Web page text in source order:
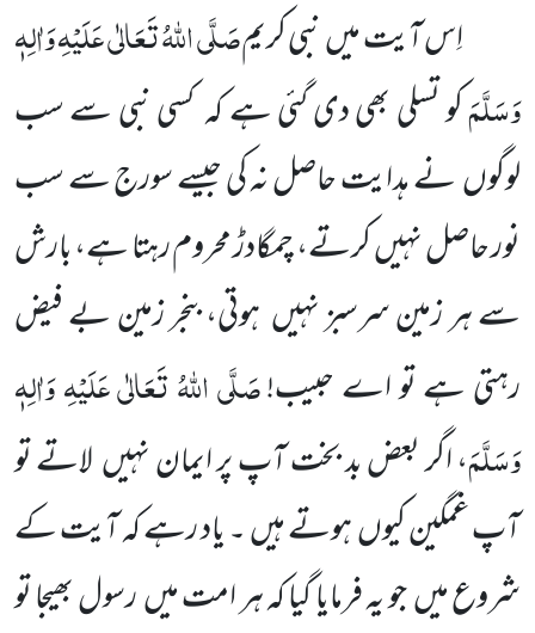
اِس آیت میں نبی کریمصَلَّی اللّٰہُ تَعَالٰی عَلَیْہِ وَاٰلِہٖ
وَسَلَّمَکو تسلی بھی دی گئی ہے کہ کسی نبی سے سب
لوگوں نے ہدایت حاصل نہ کی جیسے سورج سے سب
نور حاصل نہیں کرتے، چمگادڑ محروم رہتا ہے، بارش
سے ہر زمین سرسبز نہیں ہوتی، بنجر زمین بے فیض
رہتی ہے تو اے حبیب!صَلَّی اللّٰہُ تَعَالٰی عَلَیْہِ وَاٰلِہٖ
وَسَلَّمَ، اگر بعض بد بخت آپ پر ایمان نہیں لاتے تو
آپ غمگین کیوں ہوتے ہیں ۔ یاد رہے کہ آیت کے
شروع میں جو یہ فرمایا گیا کہ ہر امت میں رسول بھیجا تو